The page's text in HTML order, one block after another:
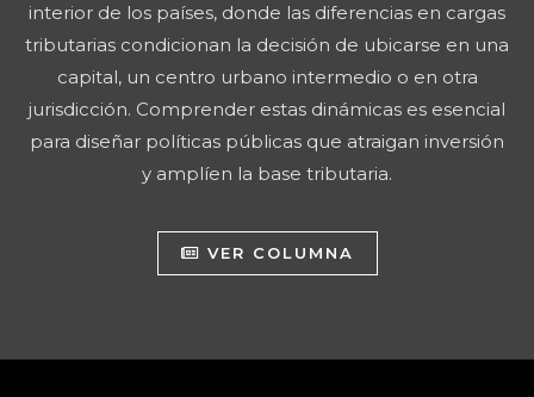
interior de los países, donde las diferencias en cargas
tributarias condicionan la decisión de ubicarse en una
capital, un centro urbano intermedio o en otra
jurisdicción. Comprender estas dinámicas es esencial
para diseñar políticas públicas que atraigan inversión
y amplíen la base tributaria.
VER COLUMNA